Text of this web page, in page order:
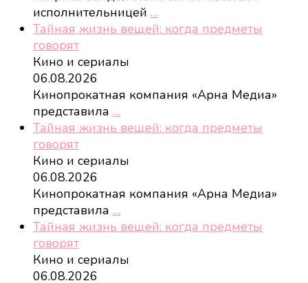
исполнительницей …
Тайная жизнь вещей: когда предметы
говорят
Кино и сериалы
06.08.2026
Кинопрокатная компания «Арна Медиа»
представила …
Тайная жизнь вещей: когда предметы
говорят
Кино и сериалы
06.08.2026
Кинопрокатная компания «Арна Медиа»
представила …
Тайная жизнь вещей: когда предметы
говорят
Кино и сериалы
06.08.2026